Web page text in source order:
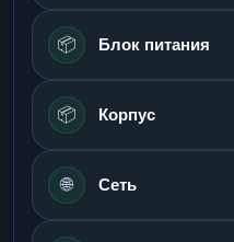
📦 Блок питания
📦 Корпус
🌐 Сеть